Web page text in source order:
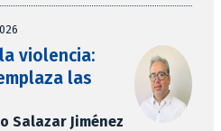
violencia:
las
Salazar Jiménez